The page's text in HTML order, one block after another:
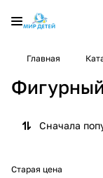
Главная
Сначала
Старая цена